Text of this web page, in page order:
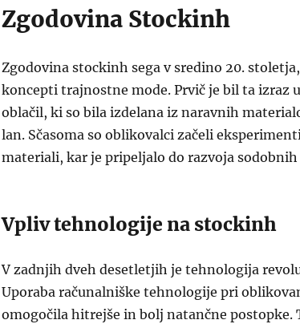
Zgodovina Stockinh
Zgodovina stockinh sega v sredino 20.
koncepti trajnostne mode. Prvič je bil ta izraz
oblačil, ki so bila izdelana iz naravnih
lan. Sčasoma so oblikovalci začeli
materiali, kar je pripeljalo do razvoja
Vpliv tehnologije na stockinh
V zadnjih dveh desetletjih je tehnologija
Uporaba računalniške tehnologije pri
omogočila hitrejše in bolj natančne postopke.